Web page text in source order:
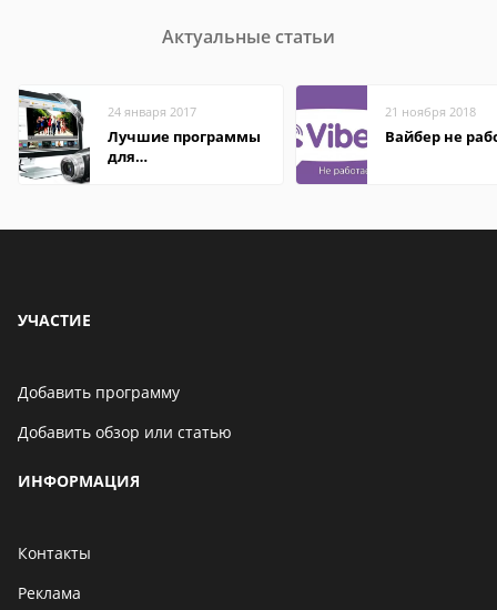
Актуальные статьи
24 января 2017
Лучшие программы
для
21 ноября 2018
Вайбер не
УЧАСТИЕ
Добавить программу
Добавить обзор или статью
ИНФОРМАЦИЯ
Контакты
Реклама